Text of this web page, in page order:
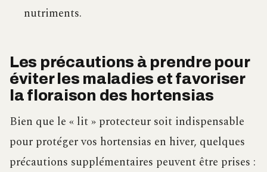
nutriments.
Les précautions à prendre pour
éviter les maladies et favoriser
la floraison des hortensias
Bien que le « lit » protecteur soit indispensable
pour protéger vos hortensias en hiver, quelques
précautions supplémentaires peuvent être prises :